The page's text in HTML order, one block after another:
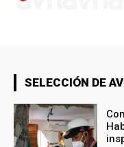
SELECCIÓN DE